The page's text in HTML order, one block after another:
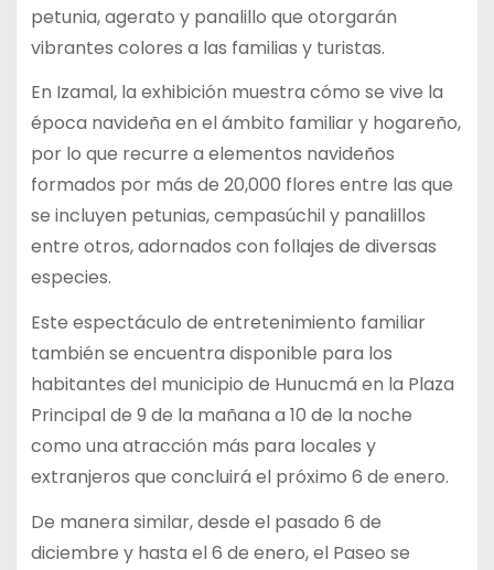
petunia, agerato y panalillo que otorgarán
vibrantes colores a las familias y turistas.
En Izamal, la exhibición muestra cómo se vive la
época navideña en el ámbito familiar y hogareño,
por lo que recurre a elementos navideños
formados por más de 20,000 flores entre las que
se incluyen petunias, cempasúchil y panalillos
entre otros, adornados con follajes de diversas
especies.
Este espectáculo de entretenimiento familiar
también se encuentra disponible para los
habitantes del municipio de Hunucmá en la Plaza
Principal de 9 de la mañana a 10 de la noche
como una atracción más para locales y
extranjeros que concluirá el próximo 6 de enero.
De manera similar, desde el pasado 6 de
diciembre y hasta el 6 de enero, el Paseo se